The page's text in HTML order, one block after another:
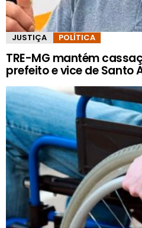
JUSTIÇA POLÍTICA
TRE-MG mantém
prefeito e vice de Santo